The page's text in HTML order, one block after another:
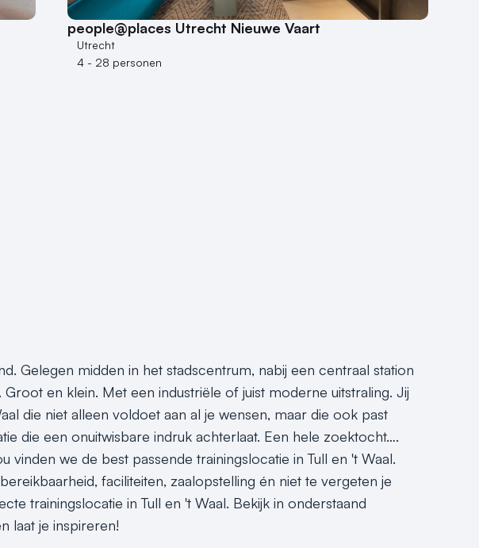
people@places Utrecht Nieuwe Vaart
Utrecht
4 - 28 personen
Gelegen midden in het stadscentrum, nabij een centraal station
en klein. Met een industriële of juist moderne uitstraling. Jij
die niet alleen voldoet aan al je wensen, maar die ook past
die een onuitwisbare indruk achterlaat. Een hele zoektocht….
vinden we de best passende trainingslocatie in Tull en 't Waal.
faciliteiten, zaalopstelling én niet te vergeten je
trainingslocatie in Tull en 't Waal. Bekijk in onderstaand
laat je inspireren!